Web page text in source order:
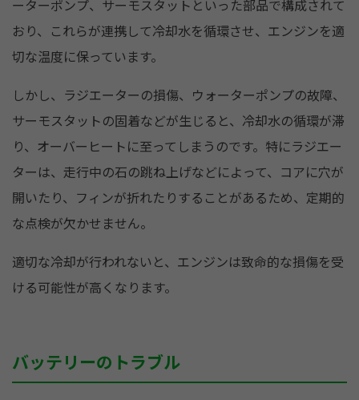
ーターポンプ、サーモスタットといった部品で構成されて
おり、これらが連携して冷却水を循環させ、エンジンを適
切な温度に保っています。
しかし、ラジエーターの損傷、ウォーターポンプの故障、
サーモスタットの固着などが生じると、冷却水の循環が滞
り、オーバーヒートに至ってしまうのです。特にラジエー
ターは、走行中の石の跳ね上げなどによって、コアに穴が
開いたり、フィンが折れたりすることがあるため、定期的
な点検が欠かせません。
適切な冷却が行われないと、エンジンは致命的な損傷を受
ける可能性が高くなります。
バッテリーのトラブル